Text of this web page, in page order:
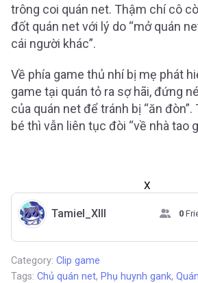
trông coi quán net. Thậm chí cô
đốt quán net với lý do “mở quán
cái người khác”.
Về phía game thủ nhí bị mẹ phát
game tại quán tỏ ra sợ hãi, đứng
của quán net để tránh bị “ăn
bé thì vẫn liên tục đòi “về nhà tao
X
Tamiel_XIII 0
Category: Clip game
Tags: Chủ quán net, Phụ huynh gank,